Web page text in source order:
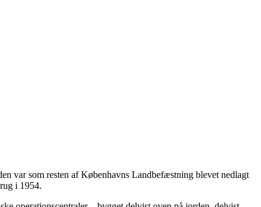
var som resten af Københavns Landbefæstning blevet nedlagt
i 1954.